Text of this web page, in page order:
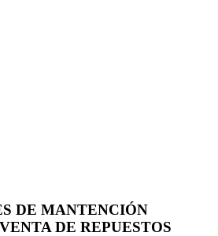
DE MANTENCIÓN
DE REPUESTOS